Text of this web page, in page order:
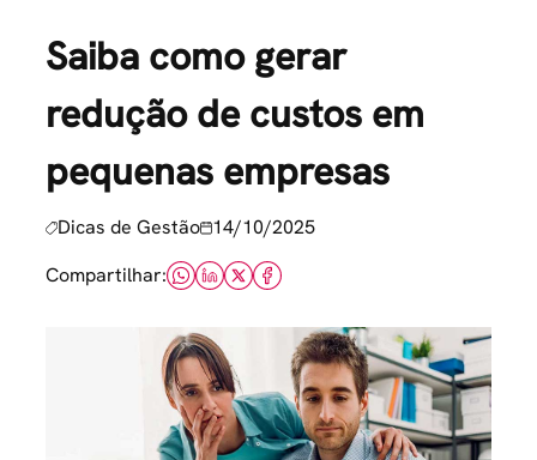
Saiba como gerar
redução de custos em
pequenas empresas
Dicas de Gestão 14/10/2025
Compartilhar: